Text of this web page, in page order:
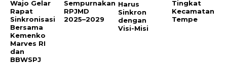
Wajo Gelar
Rapat
Sinkronisasi
Bersama
Kemenko
Marves RI
dan
BBWSPJ
Sempurnakan
RPJMD
2025–2029
Harus
Sinkron
dengan
Visi-Misi
Tingkat
Kecamatan
Tempe